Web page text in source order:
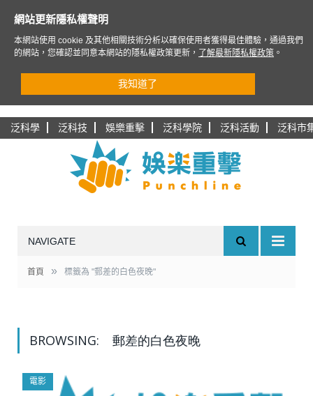
泛科學 泛科技 娛樂重擊 泛科學院 泛科活動 泛科市
NAVIGATE
首頁 » 標籤為 "郵差的白色夜晚"
BROWSING: 郵差的白色夜晚
電影
網站更新隱私權聲明
本網站使用 cookie 及其他相關技術分析以確保使用者獲得最佳體驗，通過我們
的網站，您確認並同意本網站的隱私權政策更新，
了解最新隱私權政策 。
我知道了